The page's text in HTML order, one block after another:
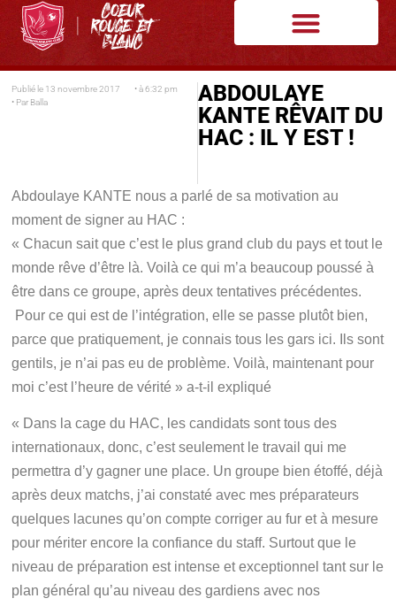
Publié le 13 novembre 2017 • à 6:32 pm
• Par Balla
ABDOULAYE
KANTE RÊVAIT DU
HAC : IL Y EST !
Abdoulaye KANTE nous a parlé de sa motivation au
moment de signer au HAC :
« Chacun sait que c’est le plus grand club du pays et tout le
monde rêve d’être là. Voilà ce qui m’a beaucoup poussé à
être dans ce groupe, après deux tentatives précédentes.
Pour ce qui est de l’intégration, elle se passe plutôt bien,
parce que pratiquement, je connais tous les gars ici. Ils sont
gentils, je n’ai pas eu de problème. Voilà, maintenant pour
moi c’est l’heure de vérité » a-t-il expliqué
« Dans la cage du HAC, les candidats sont tous des
internationaux, donc, c’est seulement le travail qui me
permettra d’y gagner une place. Un groupe bien étoffé, déjà
après deux matchs, j’ai constaté avec mes préparateurs
quelques lacunes qu’on compte corriger au fur et à mesure
pour mériter encore la confiance du staff. Surtout que le
niveau de préparation est intense et exceptionnel tant sur le
plan général qu’au niveau des gardiens avec nos